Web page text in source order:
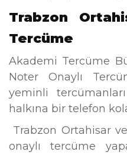
Trabzon
Tercüme
Akademi Tercüme
Noter Onaylı
yeminli
halkına bir telefon
Trabzon Ortahisar
onaylı tercüme